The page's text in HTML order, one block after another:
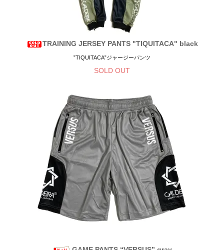
TRAINING JERSEY PANTS "TIQUITACA" black
”TIQUITACA”ジャージーパンツ
SOLD OUT